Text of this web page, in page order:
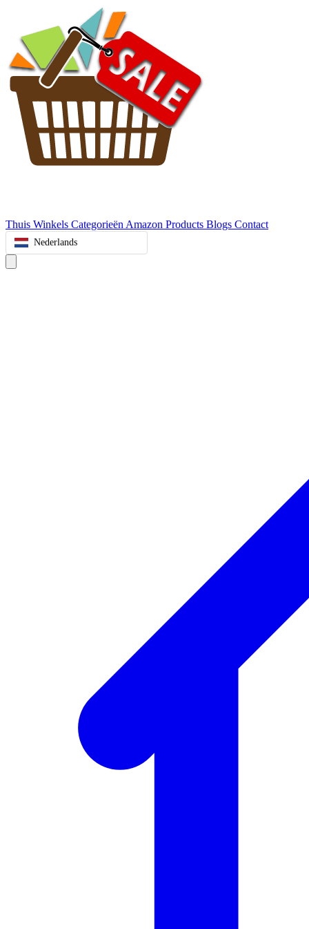
Thuis Winkels Categorieën Amazon Products Blogs Contact
Nederlands